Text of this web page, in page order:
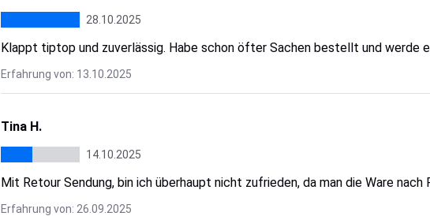
28.10.2025
Klappt tiptop und zuverlässig. Habe schon öfter Sachen bestellt und werde
Erfahrung von: 13.10.2025
Tina H.
14.10.2025
Mit Retour Sendung, bin ich überhaupt nicht zufrieden, da man die Ware nach
Erfahrung von: 26.09.2025